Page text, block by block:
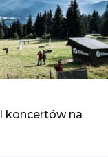
koncertów na